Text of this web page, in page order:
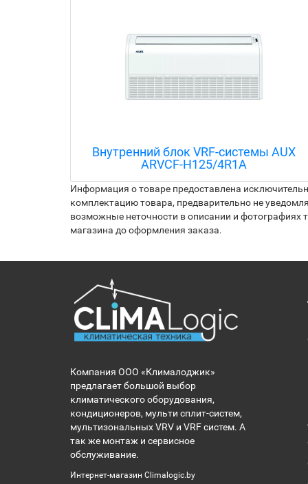
Внутренний блок VRF-системы AUX
ARVCF-H125/4R1A
Информация о товаре предоставлена
комплектацию товара, предварительно не
возможные неточности в описании и фотографиях
магазина до оформления заказа.
Компания ООО «Клималоджик»
предлагает большой выбор
климатического оборудования,
кондиционеров, мульти сплит-систем,
мультизональных VRV и VRF систем. А
так же монтаж и сервисное
обслуживание.
Интернет-магазин Climalogic.by